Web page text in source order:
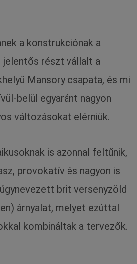
a konstrukciónak a
jelentős részt vállalt a
Mansory csapata, és mi
belül egyaránt nagyon
változásokat elérniük.
is azonnal feltűnik,
provokatív és nagyon is
brit versenyzöld
árnyalat, melyet ezúttal
kombináltak a tervezők.